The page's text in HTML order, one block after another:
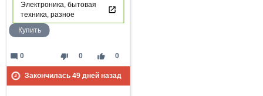
Электроника, бытовая
техника, разное
Купить
thumb_down 0 thumb_up 0
mode_comment 0
Закончилась 49дней назад